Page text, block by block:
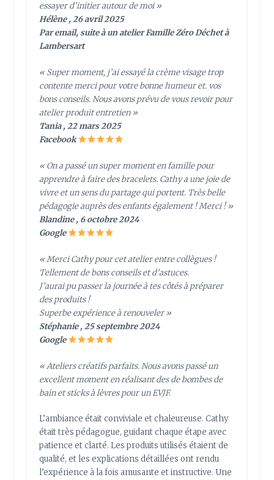
essayer d’initier autour de moi »
Hélène , 26 avril 2025
Par email, suite à un atelier Famille Zéro Déchet à
Lambersart
« Super moment, j’ai essayé la crème visage trop
contente merci pour votre bonne humeur et. vos
bons conseils. Nous avons prévu de vous revoir pour
atelier produit entretien »
Tania , 22 mars 2025
Facebook
« On a passé un super moment en famille pour
apprendre à faire des bracelets. Cathy a une joie de
vivre et un sens du partage qui portent. Très belle
pédagogie auprès des enfants également ! Merci ! »
Blandine , 6 octobre 2024
Google
« Merci Cathy pour cet atelier entre collègues !
Tellement de bons conseils et d’astuces.
J’aurai pu passer la journée à tes côtés à préparer
des produits !
Superbe expérience à renouveler »
Stéphanie , 25 septembre 2024
Google
« Ateliers créatifs parfaits. Nous avons passé un
excellent moment en réalisant des de bombes de
bain et sticks à lèvres pour un EVJF.
L’ambiance était conviviale et chaleureuse. Cathy
était très pédagogue, guidant chaque étape avec
patience et clarté. Les produits utilisés étaient de
qualité, et les explications détaillées ont rendu
l’expérience à la fois amusante et instructive. Une